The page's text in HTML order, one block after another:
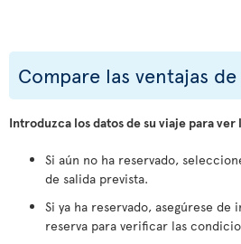
Compare las ventajas
Introduzca los datos de su viaje para
Si aún no ha reservado,
de salida prevista.
Si ya ha reservado, asegúrese
reserva para verificar las